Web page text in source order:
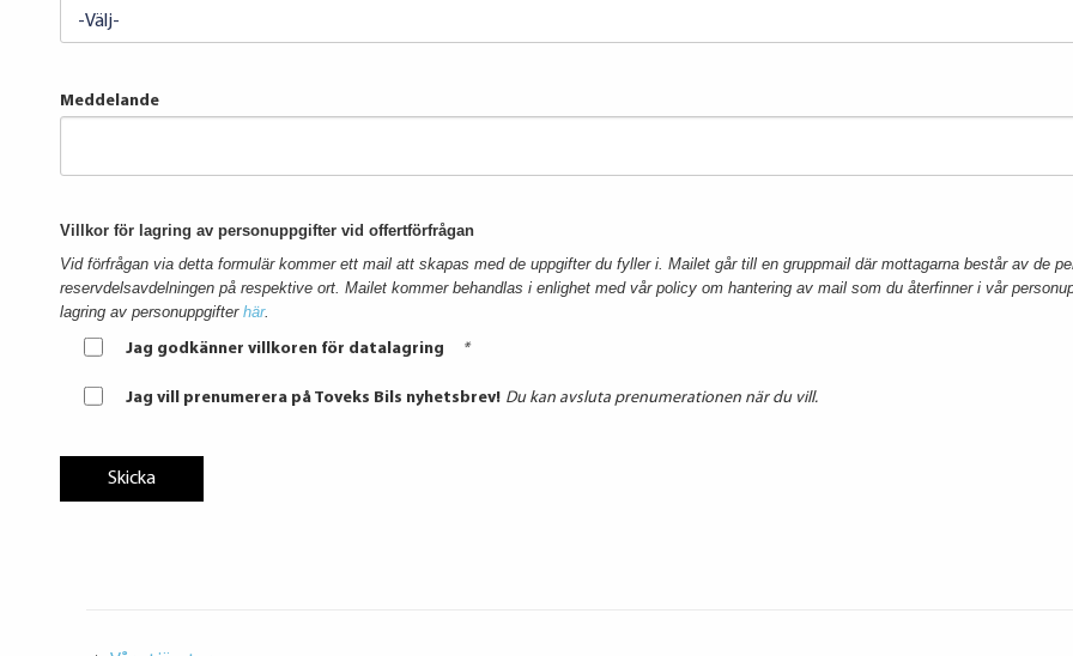
Meddelande
Villkor för lagring av personuppgifter vid offertförfrågan
Vid förfrågan via detta formulär kommer ett mail att skapas med de uppgifter du fyller i. Mailet går till en gruppmail där mottagarna består av de
reservdelsavdelningen på respektive ort. Mailet kommer behandlas i enlighet med vår policy om hantering av mail som du återfinner i vår
lagring av personuppgifter här.
Jag godkänner villkoren för datalagring *
Jag vill prenumerera på Toveks Bils nyhetsbrev! Du kan avsluta prenumerationen när du vill.